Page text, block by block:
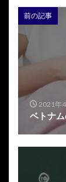
前の記事
2021年
ベトナ